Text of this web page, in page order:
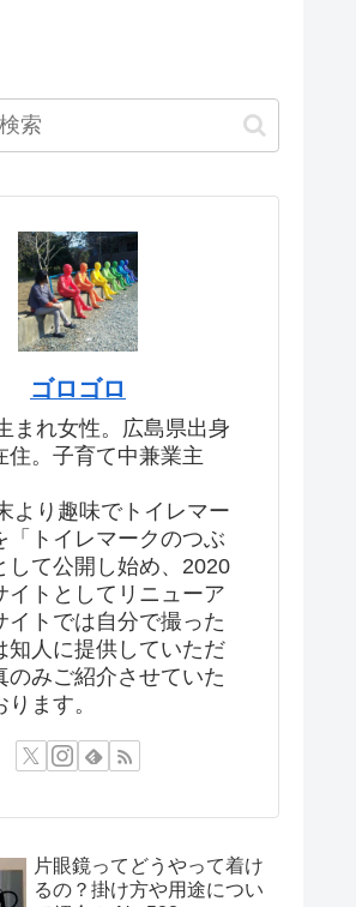
ゴロゴロ
まれ女性。広島県出身
住。子育て中兼業主
より趣味でトイレマー
「トイレマークのつぶ
して公開し始め、2020
イトとしてリニューア
イトでは自分で撮った
知人に提供していただ
のみご紹介させていた
ます。
片眼鏡ってどうやって着け
るの？掛け方や用途につい